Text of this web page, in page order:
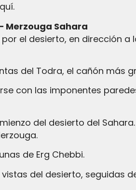
Merzouga Sahara
el desierto, en dirección a
del Todra, el cañón más
con las imponentes
del desierto del
de Erg Chebbi.
del desierto, seguidas